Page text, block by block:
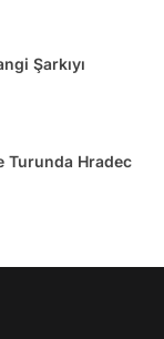
Şarkıyı
Turunda Hradec